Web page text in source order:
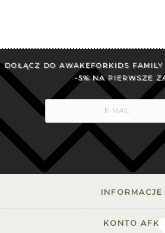
DOŁĄCZ DO AWAKEFORKIDS
-5% NA PIERWSZE
INFORMACJE
KONTO AFK